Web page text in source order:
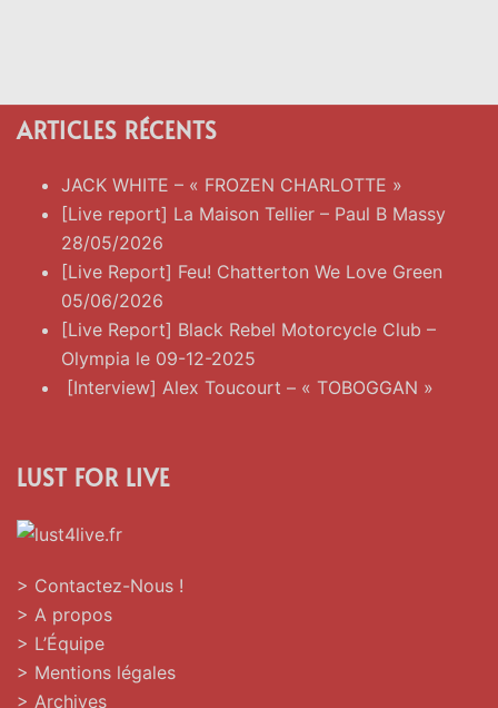
ARTICLES RÉCENTS
JACK WHITE – « FROZEN CHARLOTTE »
[Live report] La Maison Tellier – Paul B Massy
28/05/2026
[Live Report] Feu! Chatterton We Love Green
05/06/2026
[Live Report] Black Rebel Motorcycle Club –
Olympia le 09-12-2025
[Interview] Alex Toucourt – « TOBOGGAN »
LUST FOR LIVE
> Contactez-Nous !
> A propos
> L’Équipe
> Mentions légales
> Archives